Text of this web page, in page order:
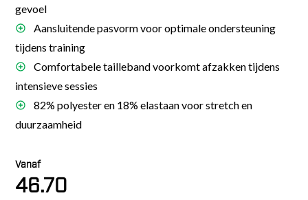
gevoel
Aansluitende pasvorm voor optimale ondersteuning
tijdens training
Comfortabele tailleband voorkomt afzakken tijdens
intensieve sessies
82% polyester en 18% elastaan voor stretch en
duurzaamheid
Vanaf
46.70